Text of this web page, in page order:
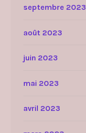
septembre 2023
août 2023
juin 2023
mai 2023
avril 2023